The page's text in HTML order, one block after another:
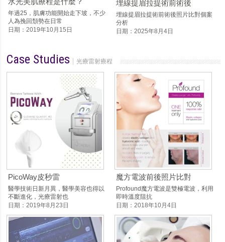
年過25，肌膚功能開始走下坡，不少
人為挽回頹勢在日常
日期：2019年10月15日
埋線提眉拉提術前術後
埋線提眉拉提術前術後照片比對個案
分析
日期：2025年8月4日
Case Studies 光療雷射療程
PicoWay皮秒雷
醫學技術日新月異，醫學美容也得以
不斷進化，光療雷射也
日期：2019年8月23日
魔方電波前後照片比對
Profound魔方電波是雙極電波，利用
即時溫度阻抗
日期：2018年10月4日